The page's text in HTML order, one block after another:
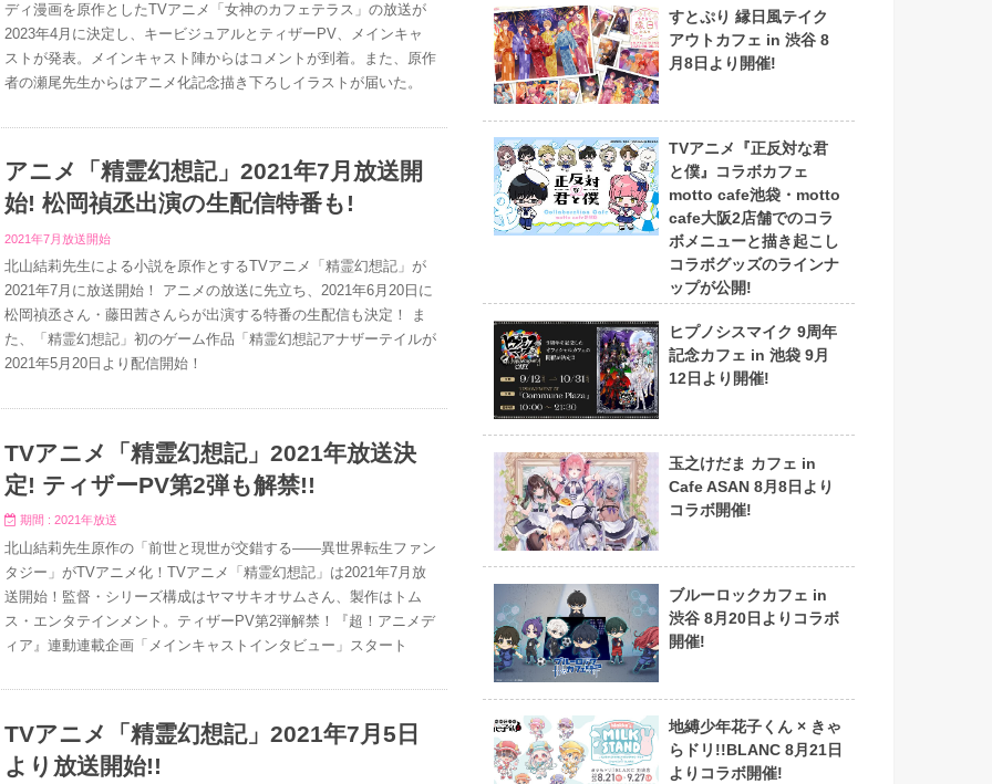
ディ漫画を原作としたTVアニメ「女神のカフェテラス」の放送が
2023年4月に決定し、キービジュアルとティザーPV、メインキャ
ストが発表。メインキャスト陣からはコメントが到着。また、原作
者の瀬尾先生からはアニメ化記念描き下ろしイラストが届いた。
アニメ「精霊幻想記」2021年7月放送開
始! 松岡禎丞出演の生配信特番も!
2021年7月放送開始
北山結莉先生による小説を原作とするTVアニメ「精霊幻想記」が
2021年7月に放送開始！ アニメの放送に先立ち、2021年6月20日に
松岡禎丞さん・藤田茜さんらが出演する特番の生配信も決定！ ま
た、「精霊幻想記」初のゲーム作品「精霊幻想記アナザーテイルが
2021年5月20日より配信開始！
TVアニメ「精霊幻想記」2021年放送決
定! ティザーPV第2弾も解禁!!
期間 : 2021年放送
北山結莉先生原作の「前世と現世が交錯する――異世界転生ファン
タジー」がTVアニメ化！TVアニメ「精霊幻想記」は2021年7月放
送開始！監督・シリーズ構成はヤマサキオサムさん、製作はトム
ス・エンタテインメント。ティザーPV第2弾解禁！『超！アニメデ
ィア』連動連載企画「メインキャストインタビュー」スタート
TVアニメ「精霊幻想記」2021年7月5日
より放送開始!!
すとぷり 縁日風テイク
アウトカフェ in 渋谷 8
月8日より開催!
TVアニメ『正反対な君
と僕』コラボカフェ
motto cafe池袋・motto
cafe大阪2店舗でのコラ
ボメニューと描き起こし
コラボグッズのラインナ
ップが公開!
ヒプノシスマイク 9周年
記念カフェ in 池袋 9月
12日より開催!
玉之けだま カフェ in
Cafe ASAN 8月8日より
コラボ開催!
ブルーロックカフェ in
渋谷 8月20日よりコラボ
開催!
地縛少年花子くん × きゃ
らドリ!!BLANC 8月21日
よりコラボ開催!